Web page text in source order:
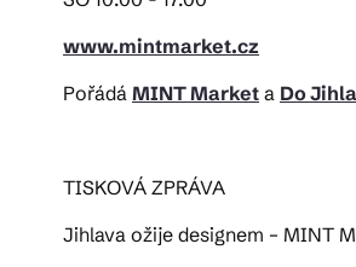
www.mintmarket.cz
Pořádá MINT Market a Do
TISKOVÁ ZPRÁVA
Jihlava ožije designem – MINT